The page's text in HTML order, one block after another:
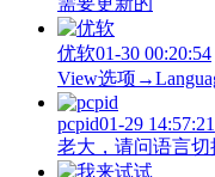
优软01-30 00:20:54
View‌选项
pcpid01-29 14:57:21
老大，请问语言